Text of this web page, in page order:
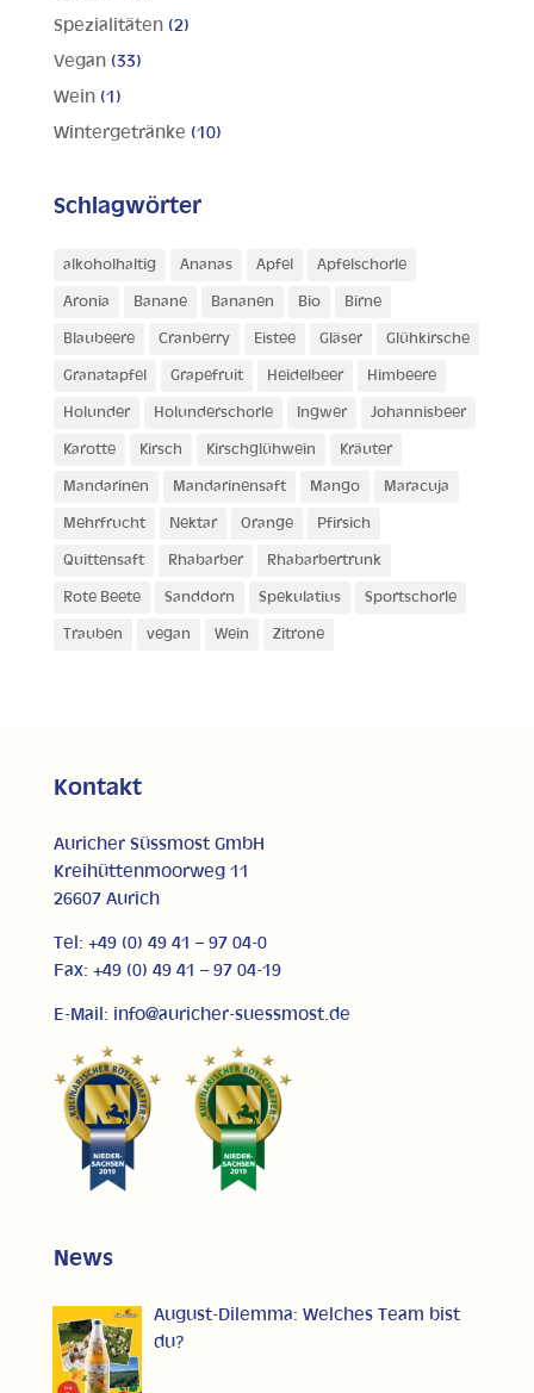
Spezialitäten (2)
Vegan (33)
Wein (1)
Wintergetränke (10)
Schlagwörter
alkoholhaltig Ananas Apfel Apfelschorle
Aronia Banane Bananen Bio Birne
Blaubeere Cranberry Eistee Gläser Glühkirsche
Granatapfel Grapefruit Heidelbeer Himbeere
Holunder Holunderschorle Ingwer Johannisbeer
Karotte Kirsch Kirschglühwein Kräuter
Mandarinen Mandarinensaft Mango Maracuja
Mehrfrucht Nektar Orange Pfirsich
Quittensaft Rhabarber Rhabarbertrunk
Rote Beete Sanddorn Spekulatius Sportschorle
Trauben vegan Wein Zitrone
Kontakt
Auricher Süssmost GmbH
Kreihüttenmoorweg 11
26607 Aurich
Tel: +49 (0) 49 41 – 97 04-0
Fax: +49 (0) 49 41 – 97 04-19
E-Mail: info@auricher-suessmost.de
News
August-Dilemma: Welches Team bist
du?